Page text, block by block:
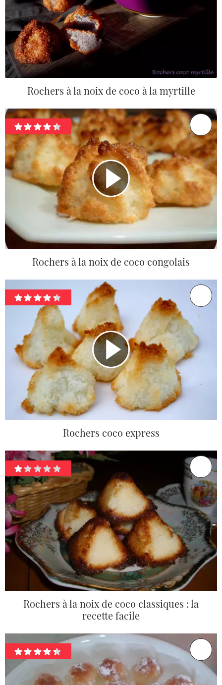
Rochers à la noix de coco à la myrtille
Rochers à la noix de coco congolais
Rochers coco express
Rochers à la noix de coco classiques : la
recette facile